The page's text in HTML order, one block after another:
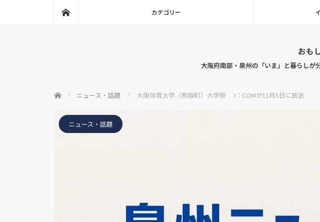
カテゴリー
おも
大阪府南部・泉州の「いま」と暮らし
ホーム ニュース・話題 大阪体育大学（熊取町）大学祭 J：COMが11月5日に放送
ニュース・話題